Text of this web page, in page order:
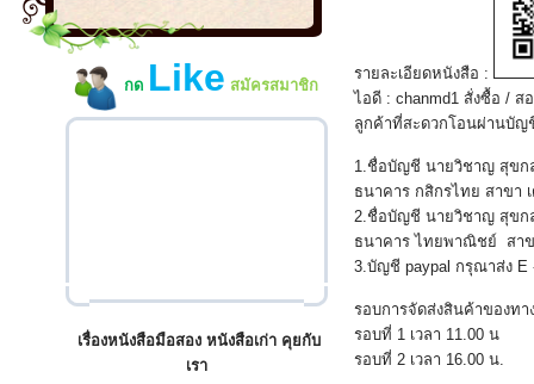
กด Like สมัครสมาชิก
เรื่องหนังสือมือสอง หนังสือเก่า คุยกับ
เรา
รายละเอียดหนังสือ :
ไอดี : chanmd1 สั่งซื้อ / สอ
ลูกค้าที่สะดวกโอนผ่านบัญ
1.ชื่อบัญชี นายวิชาญ สุขก
ธนาคาร กสิกรไทย สาขา
2.ชื่อบัญชี นายวิชาญ สุขก
ธนาคาร ไทยพาณิชย์ สาข
3.บัญชี paypal กรุณาส่ง E
รอบการจัดส่งสินค้าของทา
รอบที่ 1 เวลา 11.00 น
รอบที่ 2 เวลา 16.00 น.